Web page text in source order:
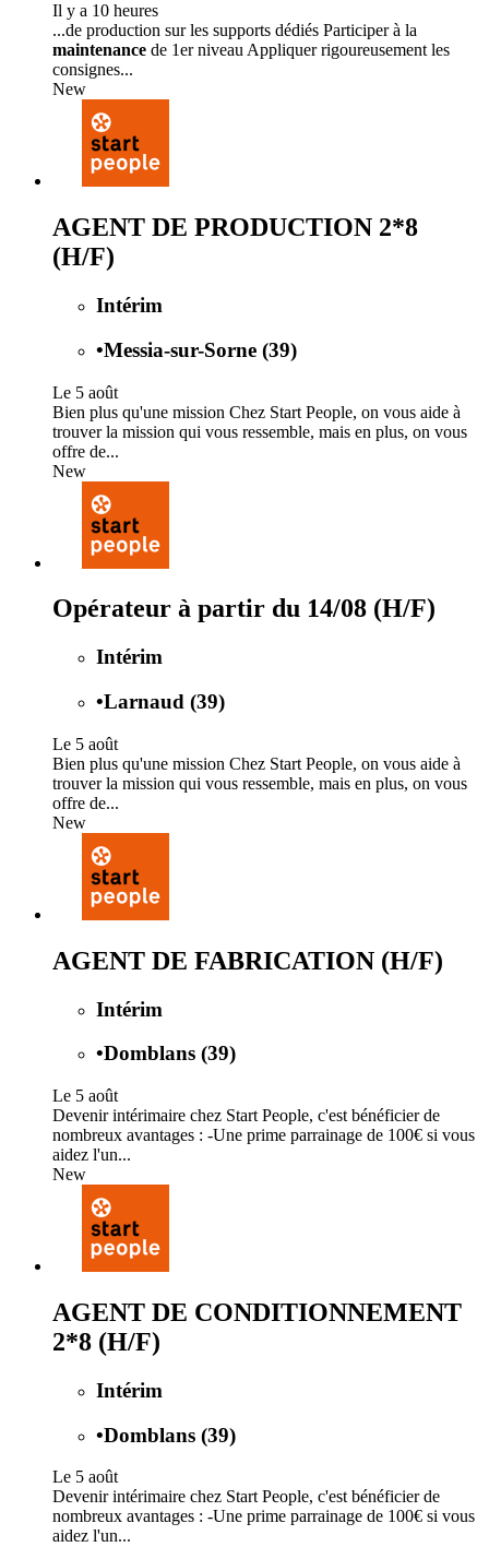
Il y a 10 heures
...de production sur les supports dédiés Participer à la
maintenance de 1er niveau Appliquer rigoureusement les
consignes...
New
AGENT DE PRODUCTION 2*8
(H/F)
Intérim
•Messia-sur-Sorne (39)
Le 5 août
Bien plus qu'une mission Chez Start People, on vous aide à
trouver la mission qui vous ressemble, mais en plus, on vous
offre de...
New
Opérateur à partir du 14/08 (H/F)
Intérim
•Larnaud (39)
Le 5 août
Bien plus qu'une mission Chez Start People, on vous aide à
trouver la mission qui vous ressemble, mais en plus, on vous
offre de...
New
AGENT DE FABRICATION (H/F)
Intérim
•Domblans (39)
Le 5 août
Devenir intérimaire chez Start People, c'est bénéficier de
nombreux avantages : -Une prime parrainage de 100€ si vous
aidez l'un...
New
AGENT DE CONDITIONNEMENT
2*8 (H/F)
Intérim
•Domblans (39)
Le 5 août
Devenir intérimaire chez Start People, c'est bénéficier de
nombreux avantages : -Une prime parrainage de 100€ si vous
aidez l'un...